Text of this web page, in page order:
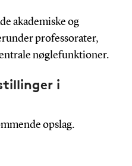
akademiske og
professorater,
nøglefunktioner.
i
opslag.